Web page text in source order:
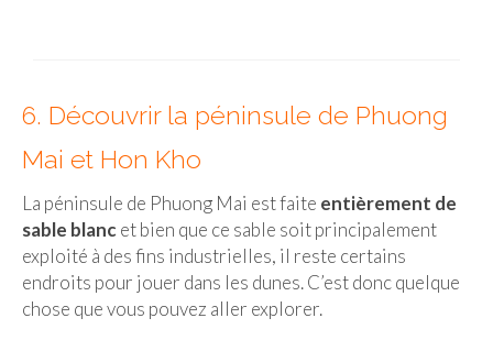
6. Découvrir la péninsule de Phuong
Mai et Hon Kho
La péninsule de Phuong Mai est faite entièrement de
sable blancet bien que ce sable soit principalement
exploité à des fins industrielles, il reste certains
endroits pour jouer dans les dunes. C’est donc quelque
chose que vous pouvez aller explorer.